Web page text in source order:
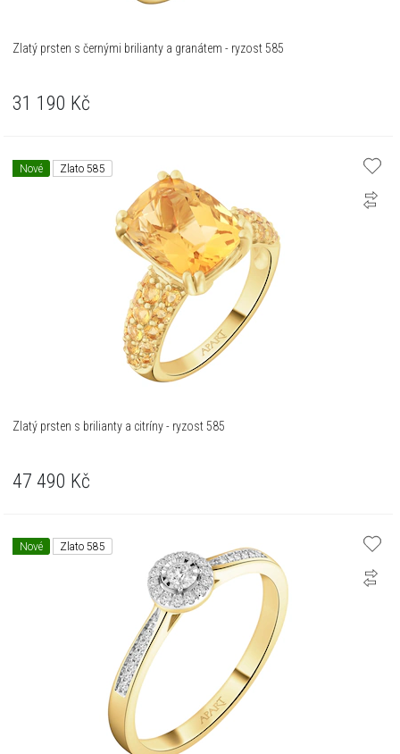
Zlatý prsten s černými brilianty a granátem - ryzost 585
31 190 Kč
Nové Zlato 585
Zlatý prsten s brilianty a citríny - ryzost 585
47 490 Kč
Nové Zlato 585